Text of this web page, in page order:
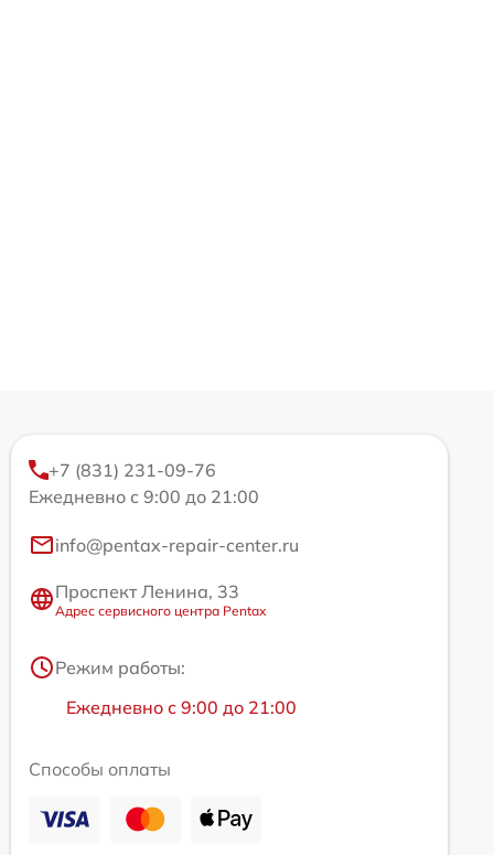
+7 (831) 231-09-76
Ежедневно с 9:00 до 21:00
info@pentax-repair-center.ru
Проспект Ленина, 33
Адрес сервисного центра Pentax
Режим работы:
Ежедневно с 9:00 до 21:00
Способы оплаты